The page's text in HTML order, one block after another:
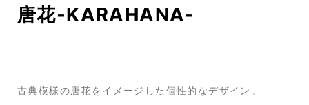
唐花-KARAHANA-
古典模様の唐花をイメージした個性的なデザイン。